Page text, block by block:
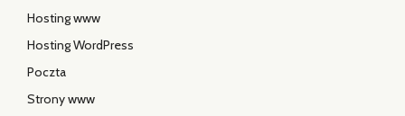
Hosting www
Hosting WordPress
Poczta
Strony www